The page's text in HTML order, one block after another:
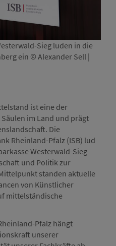
Sieg luden in die
ein © Alexander Sell |
ist eine der
im Land und prägt
Die
Rheinland-Pfalz (ISB) lud
Westerwald-Sieg
und Politik zur
standen aktuelle
von Künstlicher
mittelständische
Pfalz hängt
unserer